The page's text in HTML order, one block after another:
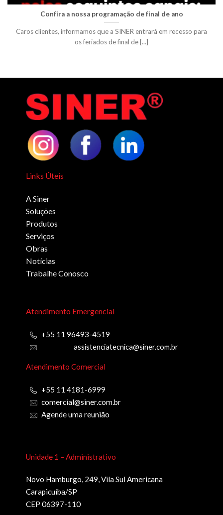
Confira a nossa programação de final de ano
Caros clientes, informamos que a SINER entrará em recesso para
os feriados de final de [...]
Links Úteis
A Siner
Soluções
Produtos
Serviços
Obras
Notícias
Trabalhe Conosco
Atendimento Emergencial
+55 11 96493-4519
assistenciatecnica@siner.com.br
Atendimento Comercial
+55 11 4181-6999
comercial@siner.com.br
Agende uma reunião
Unidade 1 – Administrativo
Novo Hamburgo, 249, Vila Sul Americana
Carapicuíba/SP
CEP 06397-110